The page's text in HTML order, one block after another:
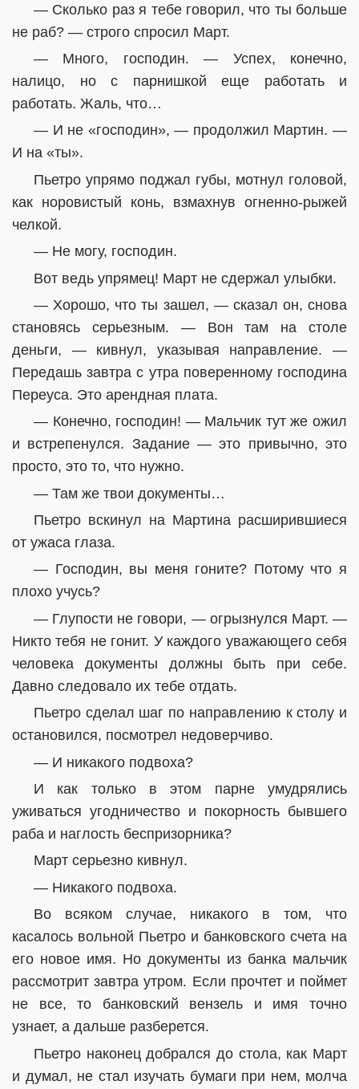
— Сколько раз я тебе говорил, что ты больше
не раб? — строго спросил Март.
— Много, господин. — Успех, конечно,
налицо, но с парнишкой еще работать и
работать. Жаль, что…
— И не «господин», — продолжил Мартин. —
И на «ты».
Пьетро упрямо поджал губы, мотнул головой,
как норовистый конь, взмахнув огненно-рыжей
челкой.
— Не могу, господин.
Вот ведь упрямец! Март не сдержал улыбки.
— Хорошо, что ты зашел, — сказал он, снова
становясь серьезным. — Вон там на столе
деньги, — кивнул, указывая направление. —
Передашь завтра с утра поверенному господина
Переуса. Это арендная плата.
— Конечно, господин! — Мальчик тут же ожил
и встрепенулся. Задание — это привычно, это
просто, это то, что нужно.
— Там же твои документы…
Пьетро вскинул на Мартина расширившиеся
от ужаса глаза.
— Господин, вы меня гоните? Потому что я
плохо учусь?
— Глупости не говори, — огрызнулся Март. —
Никто тебя не гонит. У каждого уважающего себя
человека документы должны быть при себе.
Давно следовало их тебе отдать.
Пьетро сделал шаг по направлению к столу и
остановился, посмотрел недоверчиво.
— И никакого подвоха?
И как только в этом парне умудрялись
уживаться угодничество и покорность бывшего
раба и наглость беспризорника?
Март серьезно кивнул.
— Никакого подвоха.
Во всяком случае, никакого в том, что
касалось вольной Пьетро и банковского счета на
его новое имя. Но документы из банка мальчик
рассмотрит завтра утром. Если прочтет и поймет
не все, то банковский вензель и имя точно
узнает, а дальше разберется.
Пьетро наконец добрался до стола, как Март
и думал, не стал изучать бумаги при нем, молча